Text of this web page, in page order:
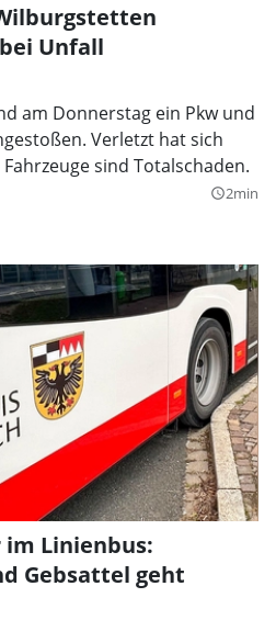
Unfall
am Donnerstag ein Pkw und
Verletzt hat sich
sind Totalschaden.
query_builder2min
Linienbus:
Gebsattel geht